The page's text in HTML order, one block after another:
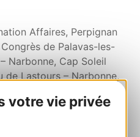
votre vie privée
Affaires, Perpignan
de Palavas-les-
Narbonne, Cap Soleil
de Lastours – Narbonne,
Voyages d’Affaires,